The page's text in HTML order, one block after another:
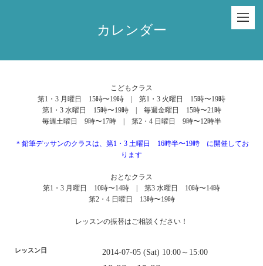
カレンダー
こどもクラス
第1・3 月曜日 15時〜19時 | 第1・3 火曜日 15時〜19時
第1・3 水曜日 15時〜19時 | 毎週金曜日 15時〜21時
毎週土曜日 9時〜17時 | 第2・4 日曜日 9時〜12時半
＊鉛筆デッサンのクラスは、第1・3 土曜日 16時半〜19時 に開催してお
ります
おとなクラス
第1・3 月曜日 10時〜14時 | 第3 水曜日 10時〜14時
第2・4 日曜日 13時〜19時
レッスンの振替はご相談ください！
レッスン日 2014-07-05 (Sat) 10:00～15:00